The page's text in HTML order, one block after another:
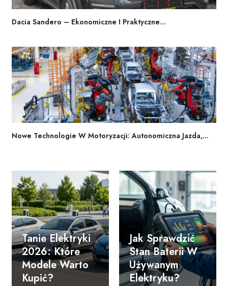
Dacia Sandero – Ekonomiczne I Praktyczne…
Nowe Technologie W Motoryzacji: Autonomiczna Jazda,…
Tanie Elektryki
2026: Które
Modele Warto
Kupić?
Jak Sprawdzić
Stan Baterii W
Używanym
Elektryku?